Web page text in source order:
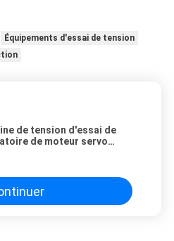
Équipements d'essai de tension
de tension d'essai de
de moteur servo